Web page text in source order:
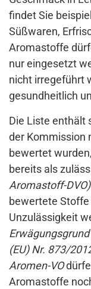
findet Sie
Süßwaren,
Aromastoffe
nur eingesetzt
nicht irregeführt
gesundheitlich
Die Liste enthält
der Kommission
bewertet
bereits als
Aromastoff-
bewertete
Unzulässigkeit
(EU) Nr. 873/
Aromen-VO
Aromastoffe